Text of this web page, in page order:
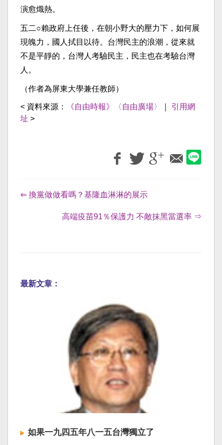
演愈熾熱。
五二○賴政府上任後，在朝小野大的壓力下，如何展
現魄力，國人拭目以待。台灣民主的浪潮，從來就
不是平靜的，台灣人考驗民主，民主也在考驗台灣
人。
（作者為屏東大學兼任教師）
< 資料來源： 《自由時報》〈自由廣場〉
引用網
址 >
⇐ 換黨做做看嗎？基隆血淋淋的展示
高端疫苗91％保護力 不敵抹黑當選率 ⇒
最新文章：
如果一九四五年八一五台灣獨立了